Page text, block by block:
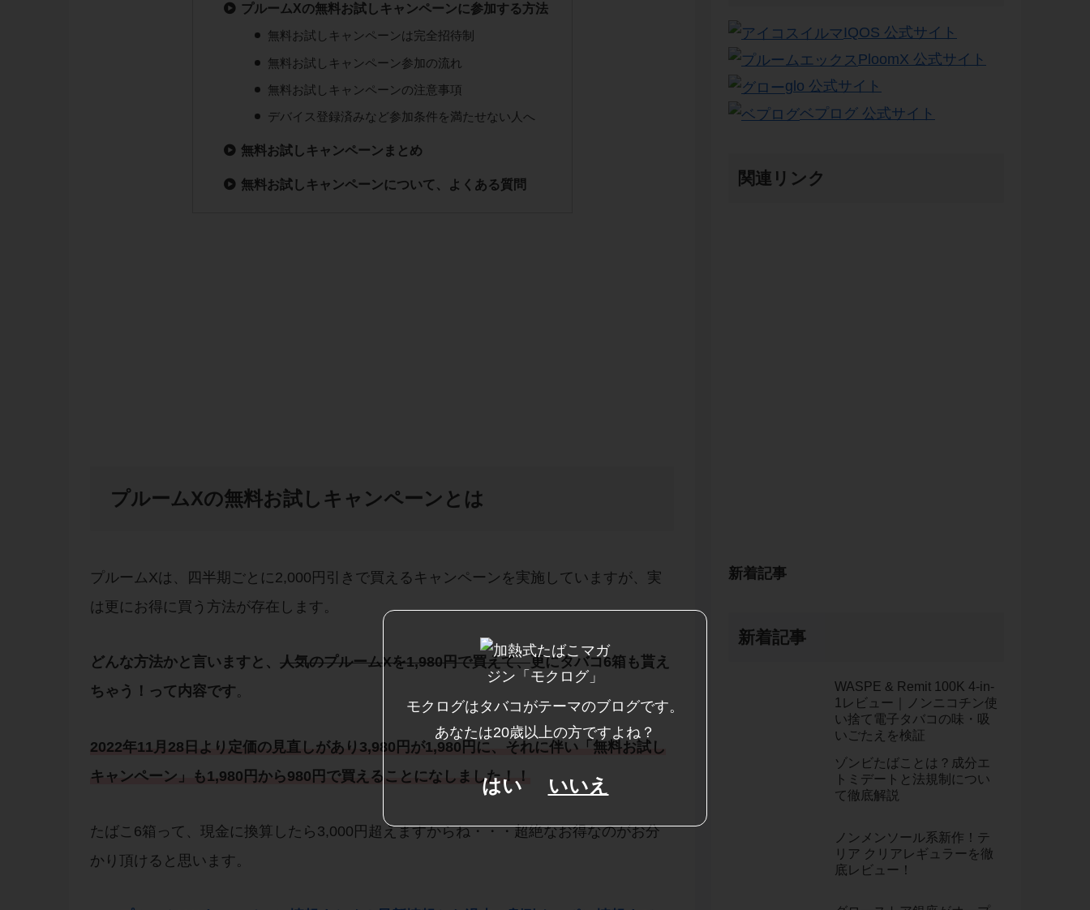
プルームXの無料お試しキャンペーンに参加する方法
無料お試しキャンペーンは完全招待制
無料お試しキャンペーン参加の流れ
無料お試しキャンペーンの注意事項
デバイス登録済みなど参加条件を満たせない人へ
無料お試しキャンペーンまとめ
無料お試しキャンペーンについて、よくある質問
プルームXの無料お試しキャンペーンとは
プルームXは、四半期ごとに2,000円引きで買えるキャンペーンを実施していますが、実
は更にお得に買う方法が存在します。
どんな方法かと言いますと、 人気のプルームXを1,980円で買えて、更にタバコ6箱 も貰え
ちゃう！って内容です。
2022年11月28日より定価の見直しがあり3,980円が1,980円に、それに伴い「無料お試し
キャンペーン」も1,980円から980円で買えることになしました！！
たばこ6箱って、現金に換算したら3,000円超えますからね・・・超絶なお得なのがお分
かり頂けると思います。
IQOS 公式サイト
PloomX 公式サイト
glo 公式サイト
ベプログ 公式サイト
関連リンク
新着記事
新着記事
WASPE & Remit 100K 4-in-
1レビュー｜ノンニコチン使
い捨て電子タバコの味・吸
いごたえを検証
ゾンビたばことは？成分エ
トミデートと法規制につい
て徹底解説
ノンメンソール系新作！テ
リア クリアレギュラーを徹
底レビュー！
モクログはタバコがテーマのブログです。
あなたは20歳以上の方ですよね？
はい いいえ